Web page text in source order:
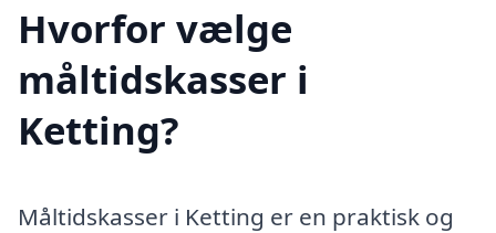
Hvorfor vælge
måltidskasser i
Ketting?
Måltidskasser i Ketting er en praktisk og